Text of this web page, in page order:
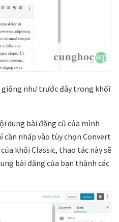
như trước đây trong khối
dung bài đăng cũ của mình
cần nhấp vào tùy chọn Convert
khối Classic, thao tác này sẽ
bài đăng của bạn thành các